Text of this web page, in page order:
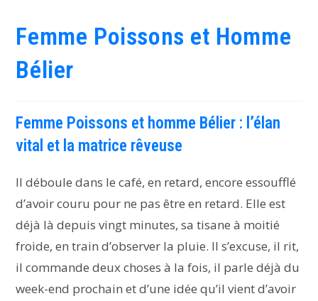
Femme Poissons et Homme
Bélier
Femme Poissons et homme Bélier : l’élan
vital et la matrice rêveuse
Il déboule dans le café, en retard, encore essoufflé
d’avoir couru pour ne pas être en retard. Elle est
déjà là depuis vingt minutes, sa tisane à moitié
froide, en train d’observer la pluie. Il s’excuse, il rit,
il commande deux choses à la fois, il parle déjà du
week-end prochain et d’une idée qu’il vient d’avoir